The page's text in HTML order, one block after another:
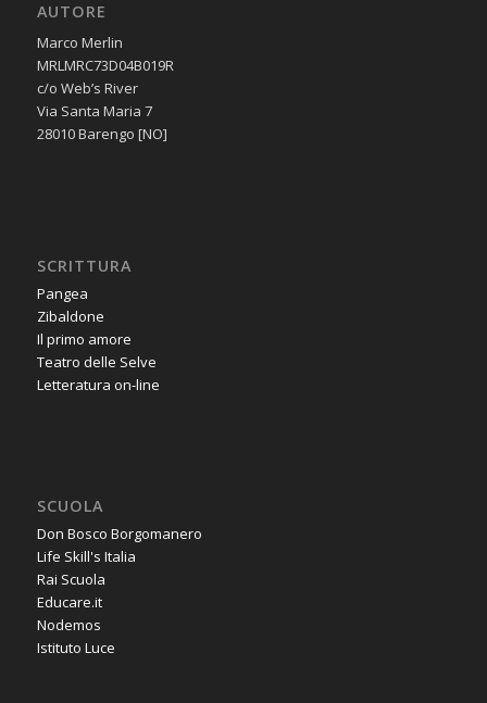
AUTORE
Marco Merlin
MRLMRC73D04B019R
c/o Web’s River
Via Santa Maria 7
28010 Barengo [NO]
SCRITTURA
Pangea
Zibaldone
Il primo amore
Teatro delle Selve
Letteratura on-line
SCUOLA
Don Bosco Borgomanero
Life Skill's Italia
Rai Scuola
Educare.it
Nodemos
Istituto Luce